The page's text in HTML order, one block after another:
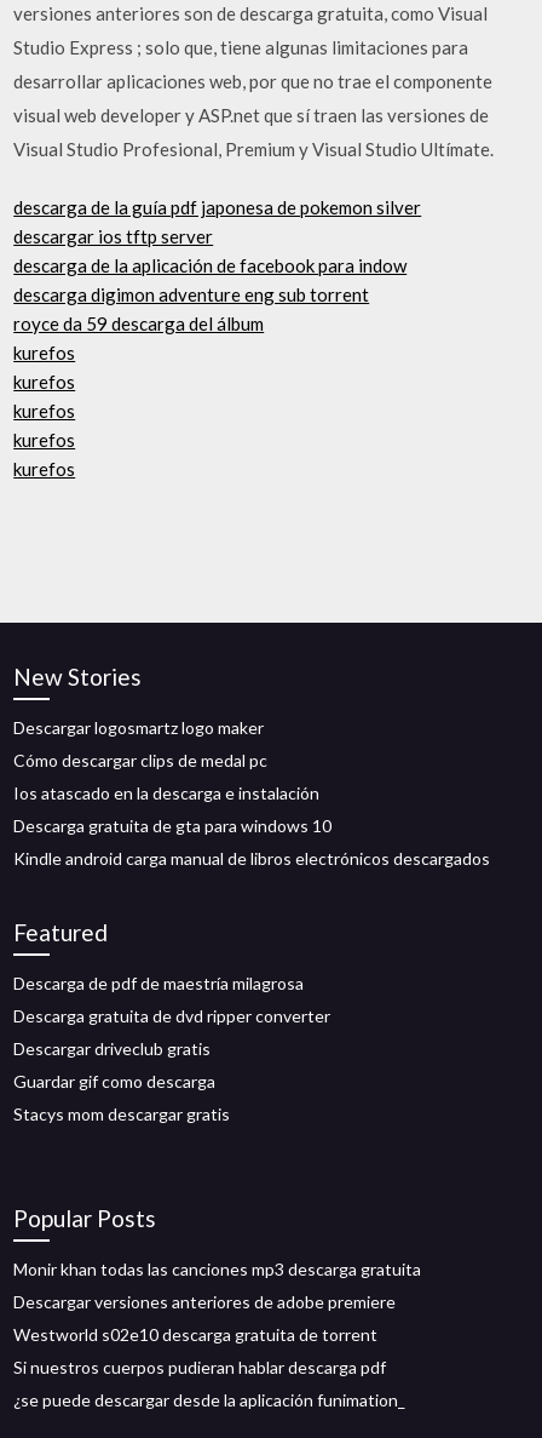
versiones anteriores son de descarga gratuita, como Visual
Studio Express ; solo que, tiene algunas limitaciones para
desarrollar aplicaciones web, por que no trae el componente
visual web developer y ASP.net que sí traen las versiones de
Visual Studio Profesional, Premium y Visual Studio Ultímate.
descarga de la guía pdf japonesa de pokemon silver
descargar ios tftp server
descarga de la aplicación de facebook para indow
descarga digimon adventure eng sub torrent
royce da 59 descarga del álbum
kurefos
kurefos
kurefos
kurefos
kurefos
New Stories
Descargar logosmartz logo maker
Cómo descargar clips de medal pc
Ios atascado en la descarga e instalación
Descarga gratuita de gta para windows 10
Kindle android carga manual de libros electrónicos descargados
Featured
Descarga de pdf de maestría milagrosa
Descarga gratuita de dvd ripper converter
Descargar driveclub gratis
Guardar gif como descarga
Stacys mom descargar gratis
Popular Posts
Monir khan todas las canciones mp3 descarga gratuita
Descargar versiones anteriores de adobe premiere
Westworld s02e10 descarga gratuita de torrent
Si nuestros cuerpos pudieran hablar descarga pdf
¿se puede descargar desde la aplicación funimation_